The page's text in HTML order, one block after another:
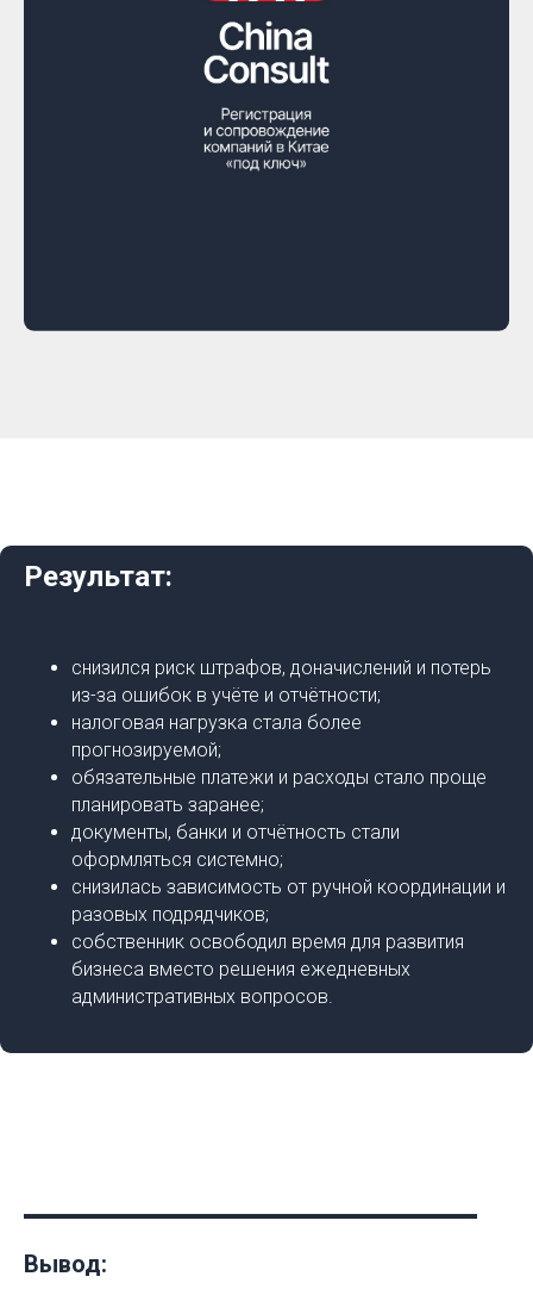
Результат:
снизился риск штрафов, доначислений и потерь
из-за ошибок в учёте и отчётности;
налоговая нагрузка стала более
прогнозируемой;
обязательные платежи и расходы стало проще
планировать заранее;
документы, банки и отчётность стали
оформляться системно;
снизилась зависимость от ручной координации и
разовых подрядчиков;
собственник освободил время для развития
бизнеса вместо решения ежедневных
административных вопросов.
Вывод: